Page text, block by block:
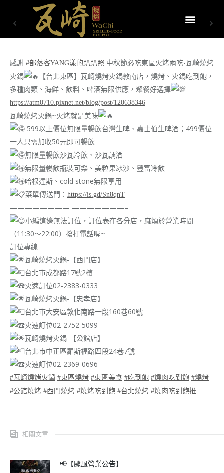
感謝 #部落客YANG漾的趴趴照 中秋節必吃東區火烤兩吃-瓦崎燒烤
火鍋
【台北東區】瓦崎燒烤火鍋敦南店，燒烤、火鍋吃到飽，
多種肉類、海鮮、飲料、啤酒無限供應，聚餐好選擇
https://atm0710.pixnet.net/blog/post/120638346
瓦崎燒烤火鍋~火烤就是美味
599以上價位無限量暢飲台灣生啤、嘉士伯生啤酒；499價位
一人只需加收50元即可暢飲
無限量暢飲沙瓦冷飲、沙瓦調酒
無限量暢飲瓶裝可樂、美粒果冰沙、豐富冷飲
哈根達斯、cold stone無限享用
菜單傳送門： https://is.gd/Sn8qnT
———————— ———————–
小編這邊無法訂位，訂位表在各分店，麻煩於營業時間
（11:30～22:00）撥打電話喔~
訂位專線
瓦崎燒烤火鍋-【西門店】
台北市成都路17號2樓
火速訂位02-2383-0333
瓦崎燒烤火鍋-【忠孝店】
台北市大安區敦化南路一段160巷60號
火速訂位02-2752-5099
瓦崎燒烤火鍋-【公館店】
台北市中正區羅斯福路四段24巷7號
火速訂位02-2369-0696
#瓦崎燒烤火鍋 #東區燒烤 #東區美食 #吃到飽 #燒肉吃到飽 #燒烤
#公館燒烤 #西門燒烤 #燒烤吃到飽 #台北燒烤 #燒肉吃到飽推
相關文章
📢【颱風營業公告】